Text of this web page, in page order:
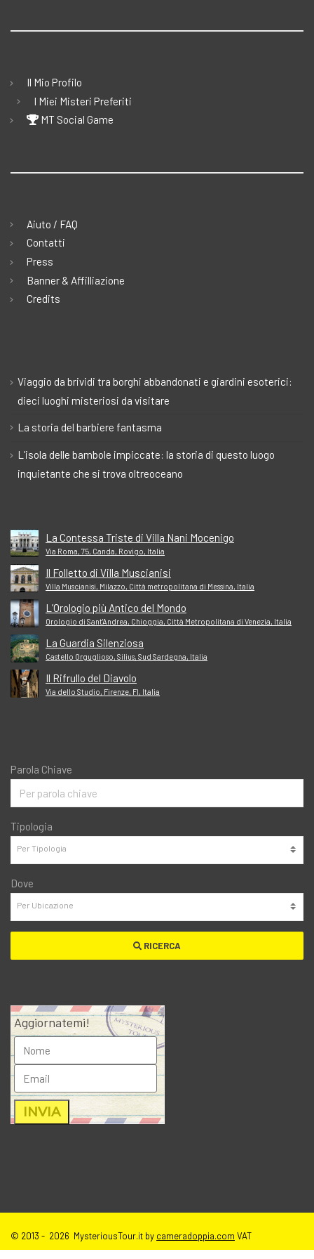
Il Mio Profilo
I Miei Misteri Preferiti
MT Social Game
Aiuto / FAQ
Contatti
Press
Banner & Affilliazione
Credits
Viaggio da brividi tra borghi abbandonati e giardini esoterici:
dieci luoghi misteriosi da visitare
La storia del barbiere fantasma
L’isola delle bambole impiccate: la storia di questo luogo
inquietante che si trova oltreoceano
La Contessa Triste di Villa Nani Mocenigo
Via Roma, 75, Canda, Rovigo, Italia
Il Folletto di Villa Muscianisi
Villa Muscianisi, Milazzo, Città metropolitana di Messina, Italia
L’Orologio più Antico del Mondo
Orologio di Sant'Andrea, Chioggia, Città Metropolitana di Venezia, Italia
La Guardia Silenziosa
Castello Orguglioso, Silius, Sud Sardegna, Italia
Il Rifrullo del Diavolo
Via dello Studio, Firenze, FI, Italia
Parola Chiave
Tipologia
Dove
RICERCA
Aggiornatemi!
© 2013 - 2026 MysteriousTour.it by cameradoppia.com VAT